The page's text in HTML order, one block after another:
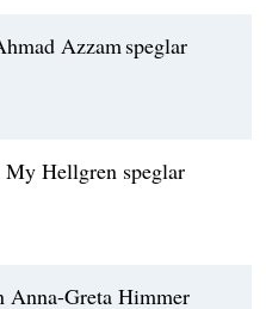
Azzam speglar
My Hellgren speglar
Anna-Greta Himmer